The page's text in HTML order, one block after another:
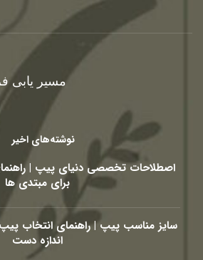
مسیر یابی
نوشته‌های اخیر
اصطلاحات تخصصی دنیای پیپ |
برای مبتدی ها
سایز مناسب پیپ | راهنمای انتخاب
اندازه دست